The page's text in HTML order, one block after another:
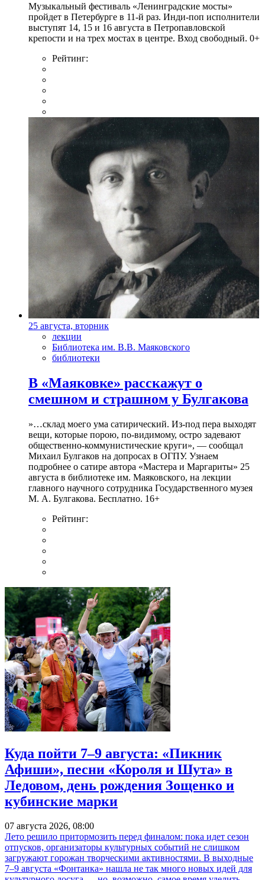
Музыкальный фестиваль «Ленинградские мосты»
пройдет в Петербурге в 11-й раз. Инди-поп исполнители
выступят 14, 15 и 16 августа в Петропавловской
крепости и на трех мостах в центре. Вход свободный. 0+
Рейтинг:
25 августа, вторник
лекции
Библиотека им. В.В. Маяковского
библиотеки
В «Маяковке» расскажут о
смешном и страшном у Булгакова
»…склад моего ума сатирический. Из-под пера выходят
вещи, которые порою, по-видимому, остро задевают
общественно-коммунистические круги», — сообщал
Михаил Булгаков на допросах в ОГПУ. Узнаем
подробнее о сатире автора «Мастера и Маргариты» 25
августа в библиотеке им. Маяковского, на лекции
главного научного сотрудника Государственного музея
М. А. Булгакова. Бесплатно. 16+
Рейтинг:
Куда пойти 7–9 августа: «Пикник
Афиши», песни «Короля и Шута» в
Ледовом, день рождения Зощенко и
кубинские марки
07 августа 2026, 08:00
Лето решило притормозить перед финалом: пока идет сезон
отпусков, организаторы культурных событий не слишком
загружают горожан творческими активностями. В выходные
7–9 августа «Фонтанка» нашла не так много новых идей для